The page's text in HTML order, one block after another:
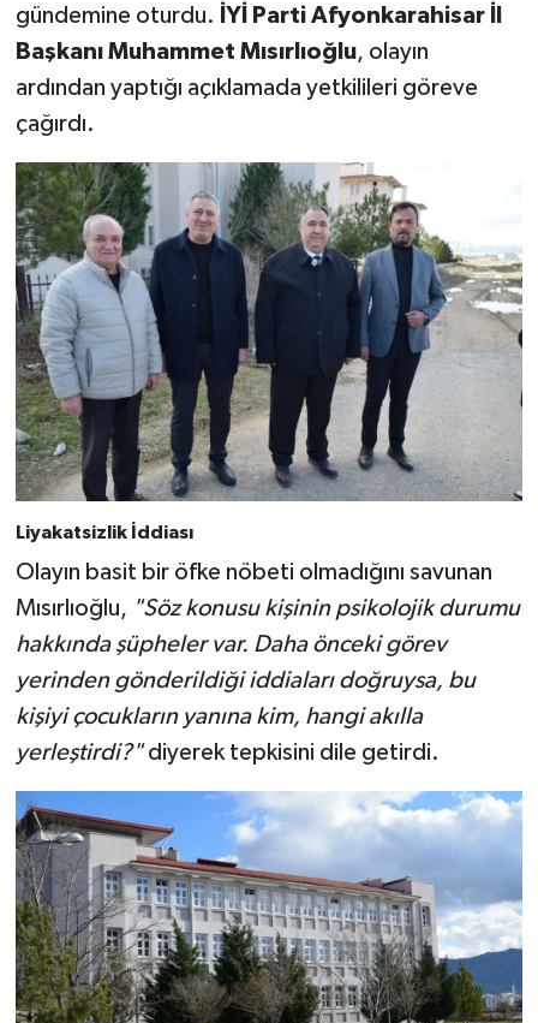
gündemine oturdu. İYİ Parti Afyonkarahisar İl
Başkanı Muhammet Mısırlıoğlu, olayın
ardından yaptığı açıklamada yetkilileri göreve
çağırdı.
Liyakatsizlik İddiası
Olayın basit bir öfke nöbeti olmadığını savunan
Mısırlıoğlu, "Söz konusu kişinin psikolojik durumu
hakkında şüpheler var. Daha önceki görev
yerinden gönderildiği iddiaları doğruysa, bu
kişiyi çocukların yanına kim, hangi akılla
yerleştirdi?"diyerek tepkisini dile getirdi.